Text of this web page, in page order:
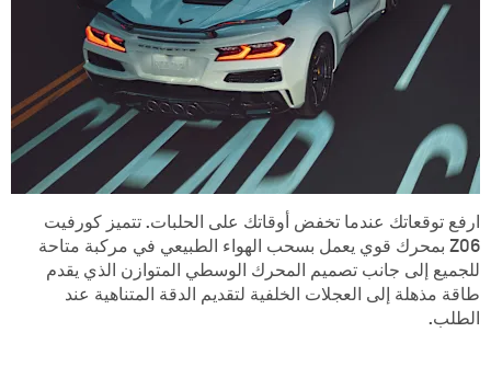
ارفع توقعاتك عندما تخفض أوقاتك على الحلبات. تتميز كورفيت
Z06 بمحرك قوي يعمل بسحب الهواء الطبيعي في مركبة متاحة
للجميع إلى جانب تصميم المحرك الوسطي المتوازن الذي يقدم
طاقة مذهلة إلى العجلات الخلفية لتقديم الدقة المتناهية عند
الطلب.